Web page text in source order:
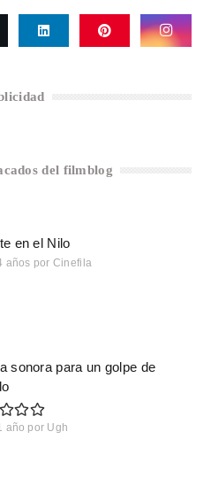
del filmblog
en el Nilo
años por Cinefila
sonora para un golpe de
año por Ugh